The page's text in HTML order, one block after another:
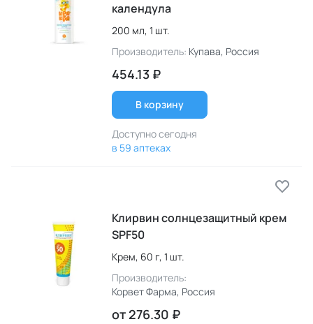
календула
200 мл, 1 шт.
Производитель: Купава, Россия
454.13 ₽
В корзину
Доступно сегодня
в 59 аптеках
Клирвин солнцезащитный крем
SPF50
Крем, 60 г, 1 шт.
Производитель:
Корвет Фарма, Россия
от 276.30 ₽